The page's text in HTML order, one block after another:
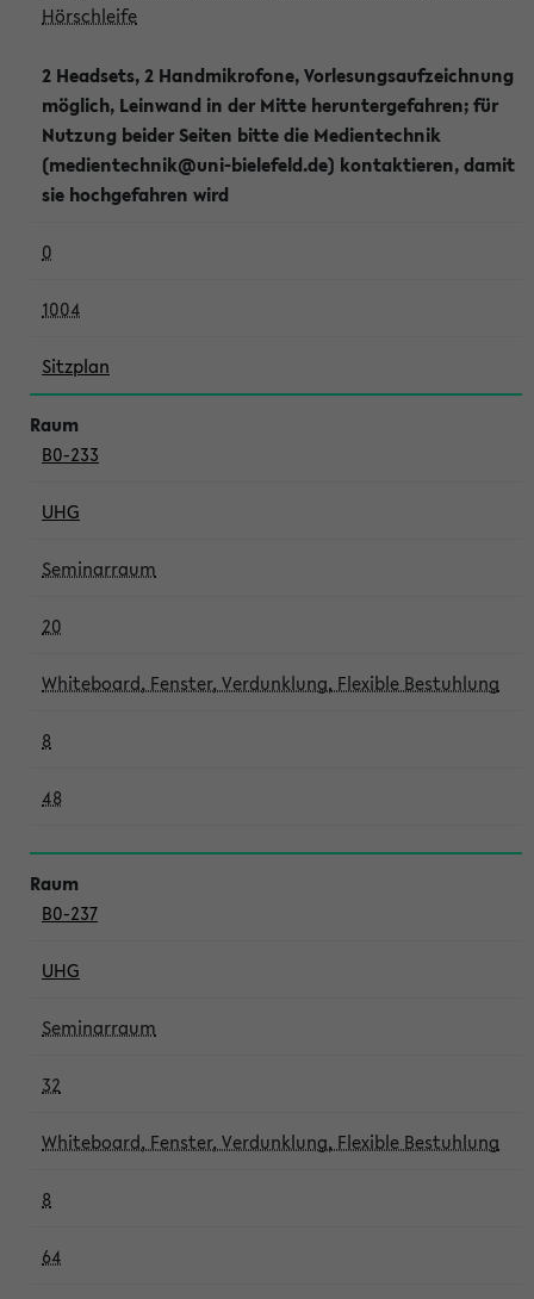
Hörschleife
2 Headsets, 2 Handmikrofone, Vorlesungsaufzeichnung
möglich, Leinwand in der Mitte heruntergefahren; für
Nutzung beider Seiten bitte die Medientechnik
(medientechnik@uni-bielefeld.de) kontaktieren, damit
sie hochgefahren wird
0
1004
Sitzplan
B0-233
UHG
Seminarraum
20
Whiteboard, Fenster, Verdunklung, Flexible Bestuhlung
8
48
B0-237
UHG
Seminarraum
32
Whiteboard, Fenster, Verdunklung, Flexible Bestuhlung
8
64